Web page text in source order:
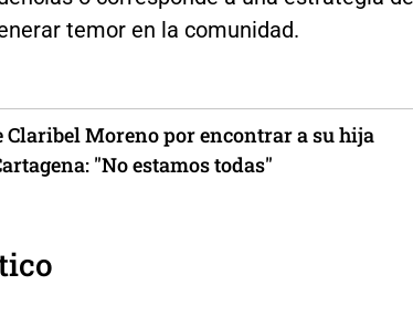
temor en la comunidad.
Claribel Moreno por encontrar a su hija
"No estamos todas"